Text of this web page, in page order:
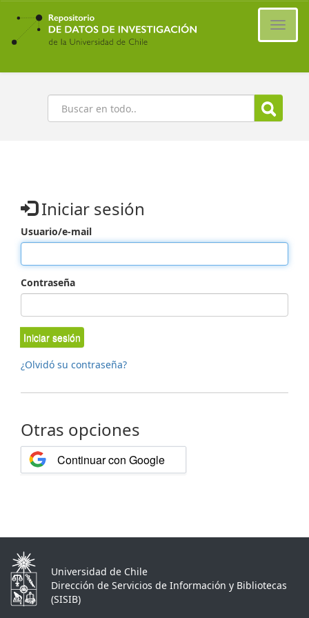
Ir
contenido
principal
Buscar
Iniciar sesión
Usuario/e-mail
Contraseña
Iniciar sesión
¿Olvidó su contraseña?
Otras opciones
Continuar con Google
Universidad de Chile
Dirección de Servicios de Información y Bibliotecas
(SISIB)